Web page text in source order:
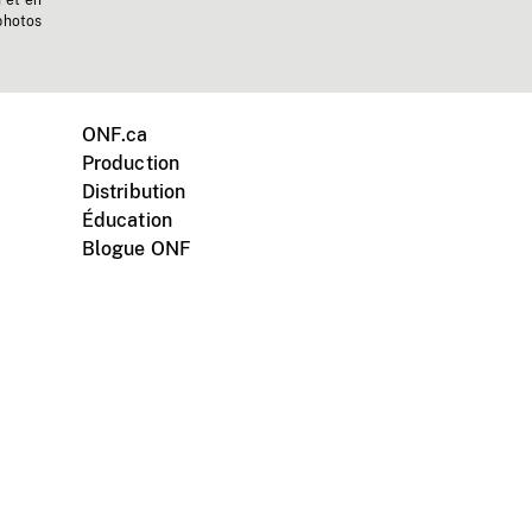
ONF.ca
Production
Distribution
Éducation
Blogue ONF